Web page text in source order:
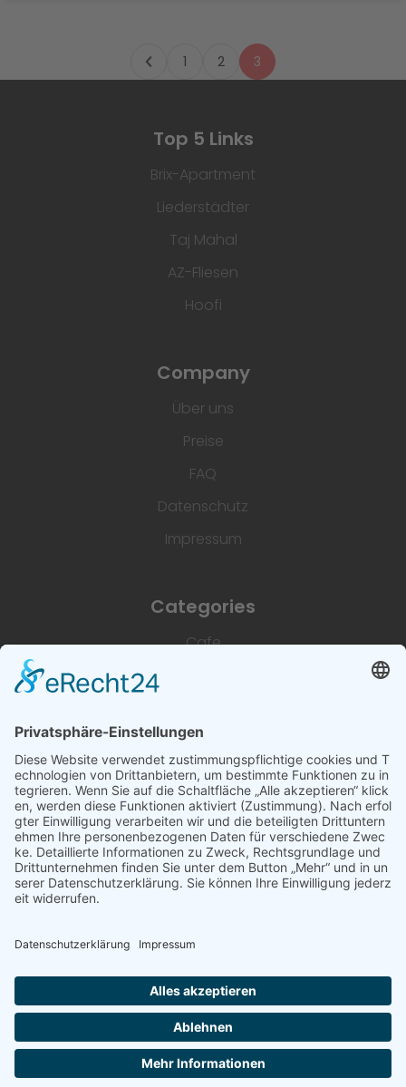
1 2 3
Top 5 Links
Brix-Apartment
Liederstädter
Taj Mahal
AZ-Fliesen
Hoofi
Company
Über uns
Preise
FAQ
Datenschutz
Impressum
Categories
Cafe
Restaurant
Dienstleistungen & Handwerk
Deutsch